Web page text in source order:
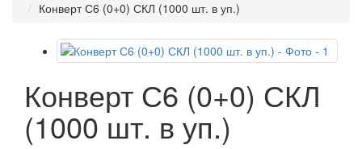
Конверт С6 (0+0) СКЛ (1000 шт. в уп.)
Конверт С6 (0+0) СКЛ
(1000 шт. в уп.)